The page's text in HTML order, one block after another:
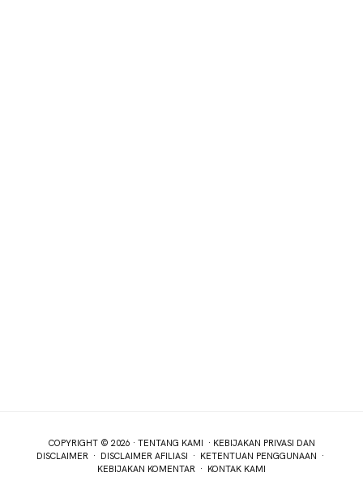
COPYRIGHT © 2026 · TENTANG KAMI · KEBIJAKAN PRIVASI DAN
DISCLAIMER · DISCLAIMER AFILIASI · KETENTUAN PENGGUNAAN ·
KEBIJAKAN KOMENTAR · KONTAK KAMI